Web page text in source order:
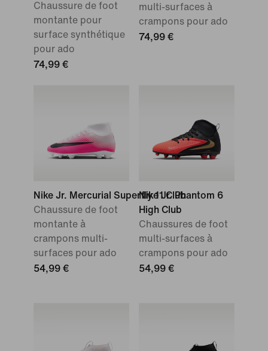
Chaussure de foot
montante pour
surface synthétique
pour ado
74,99 €
multi-surfaces à
crampons pour ado
74,99 €
Nike Jr. Mercurial Superfly 11 Club
Chaussure de foot
montante à
crampons multi-
surfaces pour ado
54,99 €
Nike Jr. Phantom 6
High Club
Chaussures de foot
multi-surfaces à
crampons pour ado
54,99 €